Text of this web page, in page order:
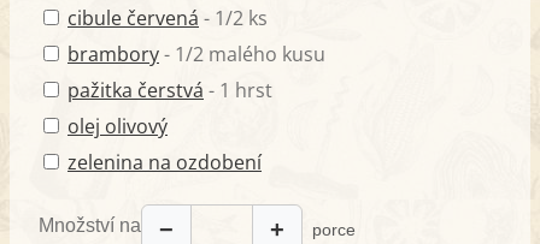
cibule červená - 1/2 ks
brambory- 1/2 malého kusu
pažitka čerstvá - 1 hrst
olej olivový
zelenina na ozdobení
Množství na − + porce